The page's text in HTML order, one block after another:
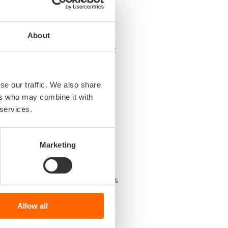
About
our traffic. We also share
who may combine it with
Marketing
Allow all
visitekaartje als
in
Werken binnen het
nonsense en lef – en
gestoeld op
toeleveranciers,
Koninklijke Marine,
zo’n 263.000 mensen,
dan 3% van ons BBP.
voor
van ons verdienmodel als